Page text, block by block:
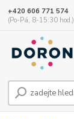
+420 606 771 574
(Po-Pá, 8-15:30 hod.)